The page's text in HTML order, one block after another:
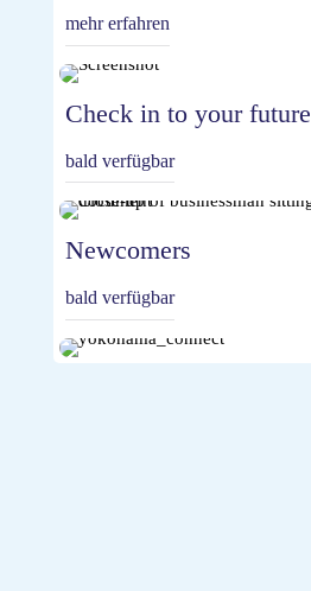
mehr erfahren
Check in to your future
bald verfügbar
Newcomers
bald verfügbar